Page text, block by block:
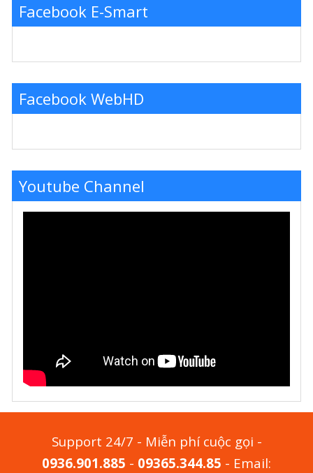
Facebook E-Smart
Facebook WebHD
Youtube Channel
Support 24/7 - Miễn phí cuộc gọi -
0936.901.885 - 09365.344.85 - Email: